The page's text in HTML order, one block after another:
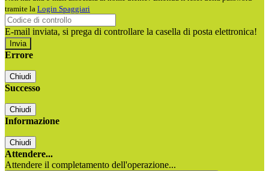
tramite la Login Spaggiari
E-mail inviata, si prega di controllare la casella di posta elettronica!
Errore
Chiudi
Successo
Chiudi
Informazione
Chiudi
Attendere...
Attendere il completamento dell'operazione...